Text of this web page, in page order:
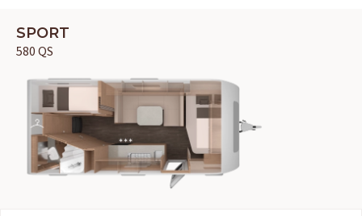
SPORT
580 QS